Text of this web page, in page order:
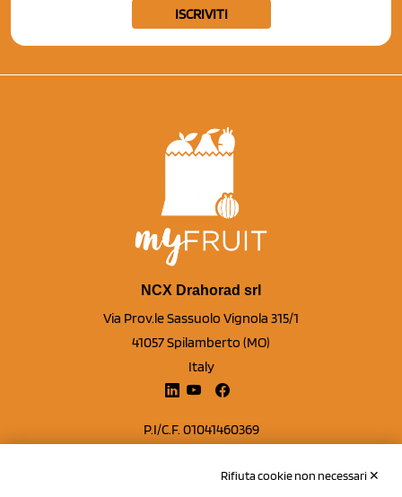
ISCRIVITI
NCX Drahorad srl
Via Prov.le Sassuolo Vignola 315/1
41057 Spilamberto (MO)
Italy
P.I/C.F. 01041460369
Capitale sociale Euro 50.000,00 i.v.Rifiuta cookie non necessari ✕